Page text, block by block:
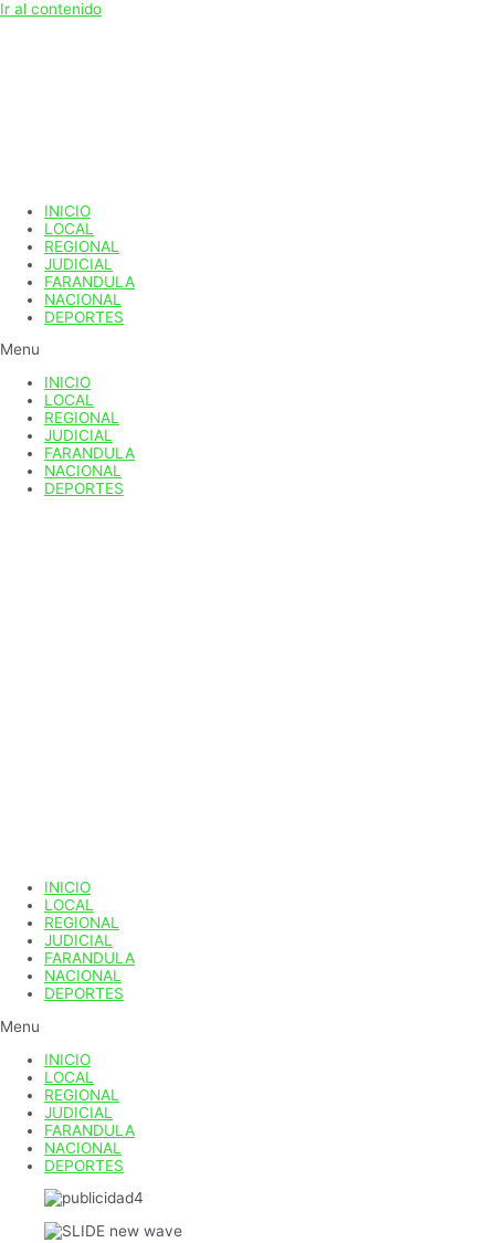
Ir al contenido
INICIO
LOCAL
REGIONAL
JUDICIAL
FARANDULA
NACIONAL
DEPORTES
Menu
INICIO
LOCAL
REGIONAL
JUDICIAL
FARANDULA
NACIONAL
DEPORTES
INICIO
LOCAL
REGIONAL
JUDICIAL
FARANDULA
NACIONAL
DEPORTES
Menu
INICIO
LOCAL
REGIONAL
JUDICIAL
FARANDULA
NACIONAL
DEPORTES